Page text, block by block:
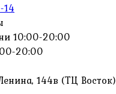
14
10:00-20:00
20:00
144в (ТЦ Восток)